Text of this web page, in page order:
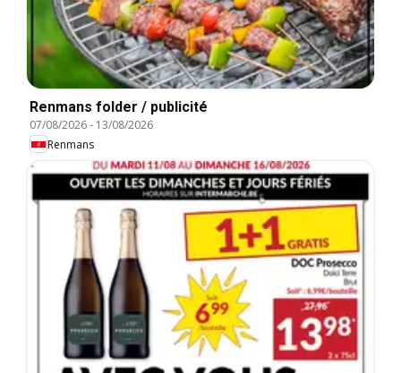
Renmans folder / publicité
07/08/2026- 13/08/2026
Renmans